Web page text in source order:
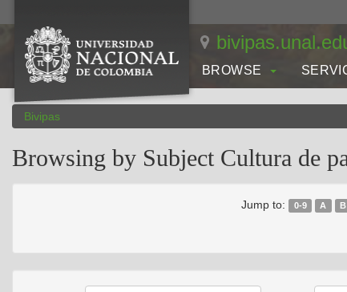
BROWSE
Bivipas
Browsing by Subject Cultura de
Jump to: 0-9 A B